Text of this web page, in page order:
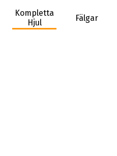
Kompletta
Hjul
Fälgar